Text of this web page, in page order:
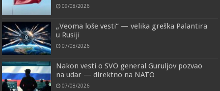
09/08/2026
„Veoma loše vesti“ — velika greška Palantira
u Rusiji
07/08/2026
Nakon vesti o SVO general Guruljov pozvao
na udar — direktno na NATO
07/08/2026